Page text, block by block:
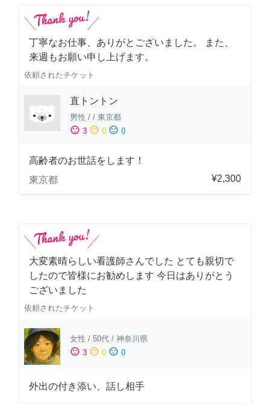
丁寧なお仕事、ありがとございました。 また、
来週もお願い申し上げます。
依頼されたチケット
直トントン
男性 / / 東京都
sentiment_satisfied 3 sentiment_neutral 0 sentiment_dissatisfied 0
高齢者のお世話をします！
東京都
¥2,300
大変素晴らしい看護師さんでした とても親切で
したので皆様にお勧めします 今日はありがとう
ございました
依頼されたチケット
女性 / 50代 / 神奈川県
sentiment_satisfied 3 sentiment_neutral 0 sentiment_dissatisfied 0
外出の付き添い、話し相手